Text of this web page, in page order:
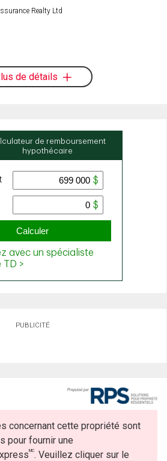
Realty Ltd
de détails
PUBLICITÉ
concernant cette propriété sont
pour fournir une
MC. Veuillez cliquer sur le